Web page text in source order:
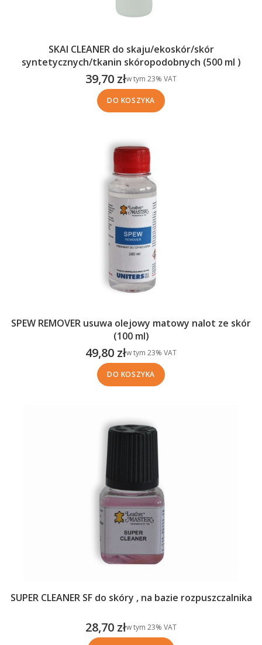
SKAI CLEANER do skaju/ekoskór/skór
syntetycznych/tkanin skóropodobnych (500 ml )
Cena brutto
39,70 złw tym %s VAT
w tym 23% VAT
DO KOSZYKA
SPEW REMOVER usuwa olejowy matowy nalot ze skór
(100 ml)
Cena brutto
49,80 złw tym %s VAT
w tym 23% VAT
DO KOSZYKA
SUPER CLEANER SF do skóry , na bazie rozpuszczalnika
Cena brutto
28,70 złw tym %s VAT
w tym 23% VAT